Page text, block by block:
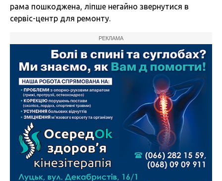
рама пошкоджена, ліпше негайно звернутися в
сервіс-центр для ремонту.
РЕКЛАМА